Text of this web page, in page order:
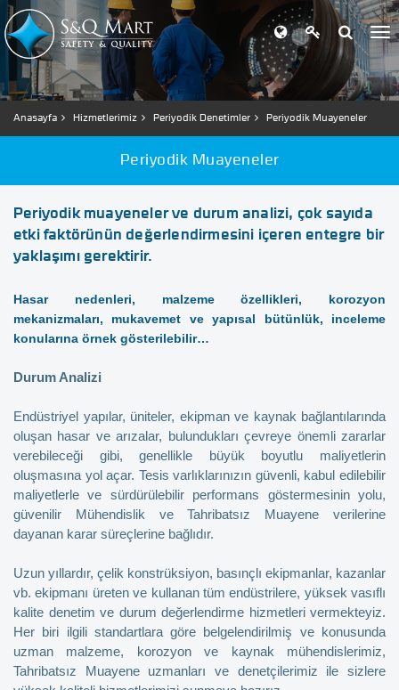
Anasayfa Hizmetlerimiz Periyodik Denetimler Periyodik Muayeneler
Periyodik Muayeneler
Periyodik muayeneler ve durum analizi, çok sayıda
etki faktörünün değerlendirmesini içeren entegre bir
yaklaşımı gerektirir.
Hasar nedenleri, malzeme özellikleri, korozyon
mekanizmaları, mukavemet ve yapısal bütünlük, inceleme
konularına örnek gösterilebilir…
Durum Analizi
Endüstriyel yapılar, üniteler, ekipman ve kaynak bağlantılarında
oluşan hasar ve arızalar, bulundukları çevreye önemli zararlar
verebileceği gibi, genellikle büyük boyutlu maliyetlerin
oluşmasına yol açar. Tesis varlıklarınızın güvenli, kabul edilebilir
maliyetlerle ve sürdürülebilir performans göstermesinin yolu,
güvenilir Mühendislik ve Tahribatsız Muayene verilerine
dayanan karar süreçlerine bağlıdır.
Uzun yıllardır, çelik konstrüksiyon, basınçlı ekipmanlar, kazanlar
vb. ekipmanı üreten ve kullanan tüm endüstrilere, yüksek vasıflı
kalite denetim ve durum değerlendirme hizmetleri vermekteyiz.
Her biri ilgili standartlara göre belgelendirilmiş ve konusunda
uzman malzeme, korozyon ve kaynak mühendislerimiz,
Tahribatsız Muayene uzmanları ve denetçilerimiz ile sizlere